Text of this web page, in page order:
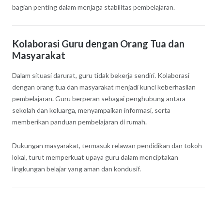
bagian penting dalam menjaga stabilitas pembelajaran.
Kolaborasi Guru dengan Orang Tua dan
Masyarakat
Dalam situasi darurat, guru tidak bekerja sendiri. Kolaborasi
dengan orang tua dan masyarakat menjadi kunci keberhasilan
pembelajaran. Guru berperan sebagai penghubung antara
sekolah dan keluarga, menyampaikan informasi, serta
memberikan panduan pembelajaran di rumah.
Dukungan masyarakat, termasuk relawan pendidikan dan tokoh
lokal, turut memperkuat upaya guru dalam menciptakan
lingkungan belajar yang aman dan kondusif.